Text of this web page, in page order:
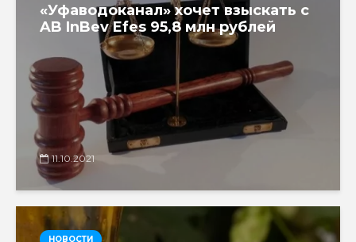
«Уфаводоканал» хочет взыскать с
AB InBev Efes 95,8 млн рублей
11.10.2021
НОВОСТИ